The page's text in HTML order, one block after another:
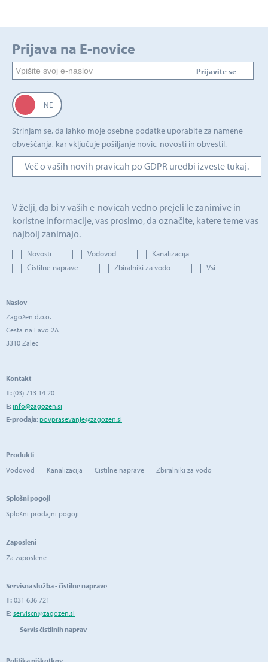
Prijava na E-novice
Prijavite se
Strinjam se, da lahko moje osebne podatke uporabite za namene
obveščanja, kar vključuje pošiljanje novic, novosti in obvestil.
Več o vaših novih pravicah po GDPR uredbi izveste tukaj.
V želji, da bi v vaših e-novicah vedno prejeli le zanimive in
koristne informacije, vas prosimo, da označite, katere teme vas
najbolj zanimajo.
Novosti Vodovod
Kanalizacija
Čistilne naprave
Zbiralniki za vodo Vsi
Naslov
Zagožen d.o.o.
Cesta na Lavo 2A
3310 Žalec
Kontakt
T: (03) 713 14 20
E:info@zagozen.si
E-prodaja: povprasevanje@zagozen.si
Produkti
Vodovod
Kanalizacija Čistilne naprave Zbiralniki za vodo
Splošni pogoji
Splošni prodajni pogoji
Zaposleni
Za zaposlene
Servisna služba - čistilne naprave
T: 031 636 721
E: serviscn@zagozen.si
Servis čistilnih naprav